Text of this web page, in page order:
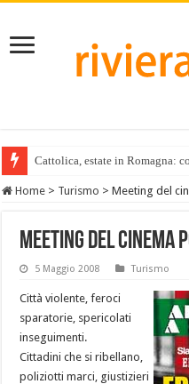
Cattolica, estate in Romagna:
Home > Turismo > Meeting del
Meeting del cinema
5 Maggio 2008 Turismo
Città violente, feroci
sparatorie, spericolati
inseguimenti.
Cittadini che si ribellano,
poliziotti marci, giustizieri